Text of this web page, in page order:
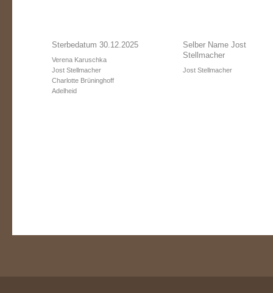
Sterbedatum 30.12.2025
Verena Karuschka
Jost Stellmacher
Charlotte Brüninghoff
Adelheid
Selber Name Jost
Stellmacher
Jost Stellmacher